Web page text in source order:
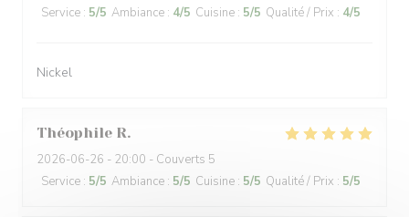
Service : 5/5 Ambiance : 4/5 Cuisine : 5/5 Qualité / Prix : 4/5
Nickel
Théophile R
2026-06-26 - 20:00 - Couverts 5
Service : 5/5 Ambiance : 5/5 Cuisine : 5/5 Qualité / Prix : 5/5